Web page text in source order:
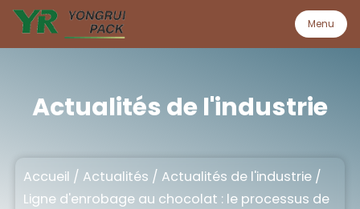
Menu
Produit
Actualités de l'industrie
Accueil / Actualités /Actualités de l'industrie /
Ligne d'enrobage au chocolat : le processus de